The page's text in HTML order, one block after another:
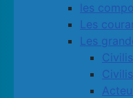
les
Les
Les